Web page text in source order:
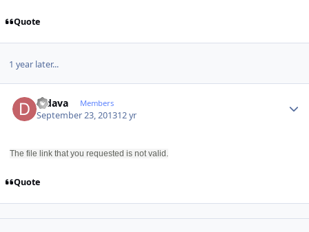
Quote
1 year later...
didava Members
September 23, 201312 yr
The file link that you requested is not valid.
Quote